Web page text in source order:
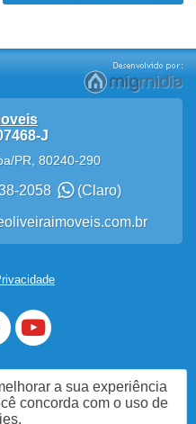
J
/PR 80240-290
2058 (Claro)
a sua experiência
concorda com o uso de